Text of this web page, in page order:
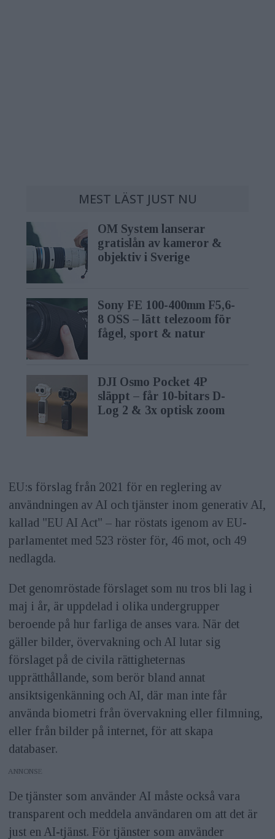
MEST LÄST JUST NU
OM System lanserar
gratislån av kameror &
objektiv i Sverige
Sony FE 100-400mm F5,6-
8 OSS – lätt telezoom för
fågel, sport & natur
DJI Osmo Pocket 4P
släppt – får 10-bitars D-
Log 2 & 3x optisk zoom
EU:s förslag från 2021 för en reglering av
användningen av AI och tjänster inom generativ AI,
kallad "EU AI Act" – har röstats igenom av EU-
parlamentet med 523 röster för, 46 mot, och 49
nedlagda.
Det genomröstade förslaget som nu tros bli lag i
maj i år, är uppdelad i olika undergrupper
beroende på hur farliga de anses vara. När det
gäller bilder, övervakning och AI lutar sig
förslaget på de civila rättigheternas
upprätthållande, som berör bland annat
ansiktsigenkänning och AI, där man inte får
använda biometri från övervakning eller filmning,
eller från bilder på internet, för att skapa
databaser.
ANNONS
De tjänster som använder AI måste också vara
transparent och meddela användaren om att det är
just en AI-tjänst. För tjänster som använder